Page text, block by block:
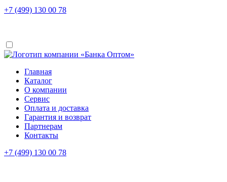
+7 (499) 130 00 78
Главная
Каталог
О компании
Сервис
Оплата и доставка
Гарантия и возврат
Партнерам
Контакты
+7 (499) 130 00 78